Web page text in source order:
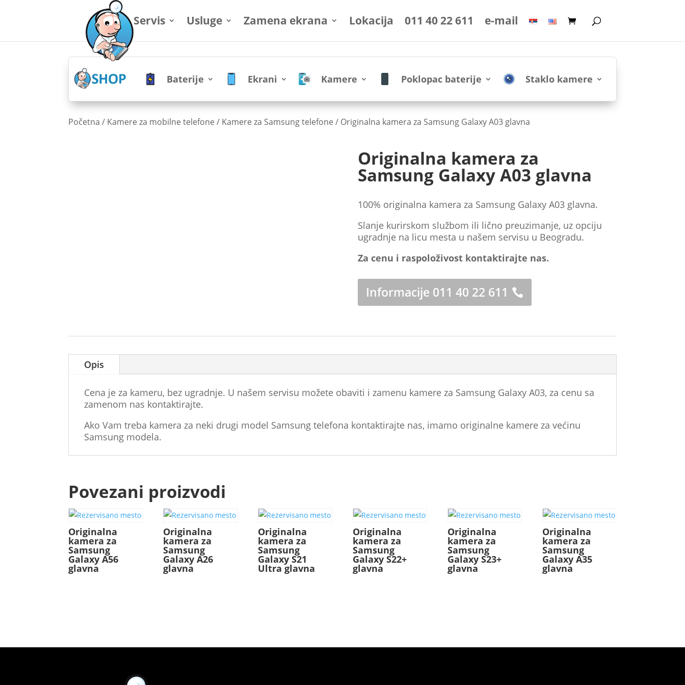
Servis Usluge Zamena ekrana Lokacija 011 40 22 611 e-mail
Baterije Ekrani Kamere Poklopac baterije Staklo kamere
Početna / Kamere za mobilne telefone / Kamere za Samsung telefone / Originalna kamera za Samsung Galaxy A03 glavna
Originalna kamera za
Samsung Galaxy A03 glavna
100% originalna kamera za Samsung Galaxy A03 glavna.
Slanje kurirskom službom ili lično preuzimanje, uz opciju
ugradnje na licu mesta u našem servisu u Beogradu.
Za cenu i raspoloživost kontaktirajte nas.
Informacije 011 40 22 611
Opis
Cena je za kameru, bez ugradnje. U našem servisu možete obaviti i zamenu kamere za Samsung Galaxy A03, za cenu sa
zamenom nas kontaktirajte.
Ako Vam treba kamera za neki drugi model Samsung telefona kontaktirajte nas, imamo originalne kamere za većinu
Samsung modela.
Povezani proizvodi
Originalna
kamera za
Samsung
Galaxy A56
glavna
Originalna
kamera za
Samsung
Galaxy A26
glavna
Originalna
kamera za
Samsung
Galaxy S21
Ultra glavna
Originalna
kamera za
Samsung
Galaxy S22+
glavna
Originalna
kamera za
Samsung
Galaxy S23+
glavna
Originalna
kamera za
Samsung
Galaxy A35
glavna